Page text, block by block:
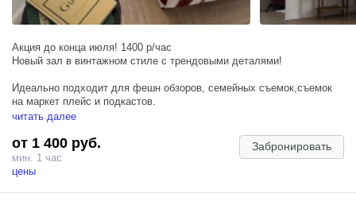
Акция до конца июля! 1400 р/час
Новый зал в винтажном стиле с трендовыми деталями!
Идеально подходит для фешн обзоров, семейных съемок,съемок
на маркет плейс и подкастов.
читать далее
от 1 400 руб.
мин. 1 час
цены
Забронировать